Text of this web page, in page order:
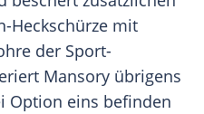
Heckschürze mit
der Sport-
Mansory übrigens
Option eins befinden